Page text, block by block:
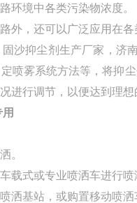
环境中各类污染物浓度。
，还可以广泛应用在各
沙抑尘剂生产厂家，
喷雾系统方法等，将抑
进行调节，以便达到理想
。
载式或专业喷洒车进行喷
洒基站，或购置移动喷